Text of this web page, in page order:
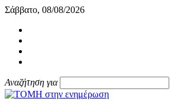
Σάββατο, 08/08/2026
Αναζήτηση για